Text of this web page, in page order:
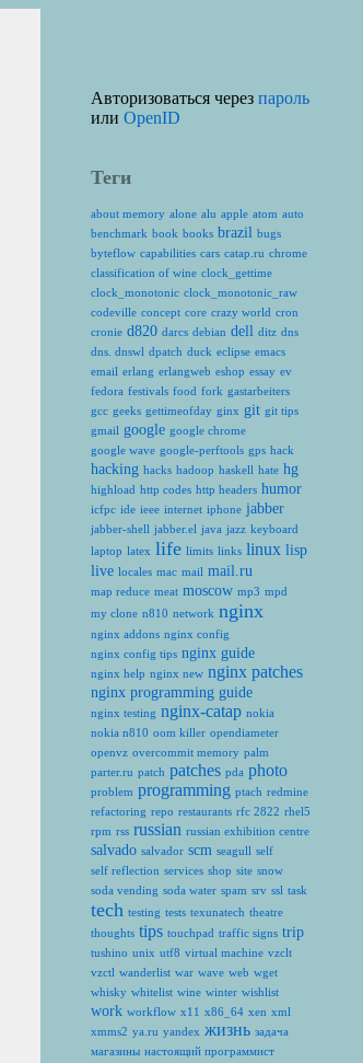
Авторизоваться черезпароль
илиOpenID
Теги
about memory alone alu apple atom auto
benchmark book books brazil bugs
byteflow capabilities cars catap.ru chrome
classification of wine clock_gettime
clock_monotonic clock_monotonic_raw
codeville concept core crazy world cron
cronie d820 darcs debian dell ditz dns
dns. dnswl dpatch duck eclipse emacs
email erlang erlangweb eshop essay ev
fedora festivals food fork gastarbeiters
gcc geeks gettimeofday ginx git git tips
gmail google google chrome
google wave google-perftools gps hack
hacking hacks hadoop haskell hate hg
highload http codes http headers humor
icfpc ide ieee internet iphone jabber
jabber-shell jabber.el java jazz keyboard
laptop latex life limits links linux lisp
live locales mac mail mail.ru
map reduce meat moscow mp3 mpd
my clone n810 network nginx
nginx addons nginx config
nginx config tips nginx guide
nginx help nginx new nginx patches
nginx programming guide
nginx testing nginx-catap nokia
nokia n810 oom killer opendiameter
openvz overcommit memory palm
parter.ru patch patches pda photo
problem programming ptach redmine
refactoring repo restaurants rfc 2822 rhel5
rpm rss russian russian exhibition centre
salvado salvador scm seagull self
self reflection services shop site snow
soda vending soda water spam srv ssl task
tech testing tests texunatech theatre
thoughts tips touchpad traffic signs trip
tushino unix utf8 virtual machine vzclt
vzctl wanderlist war wave web wget
whisky whitelist wine winter wishlist
work workflow x11 x86_64 xen xml
xmms2 ya.ru yandex жизнь задача
магазины настоящий программист